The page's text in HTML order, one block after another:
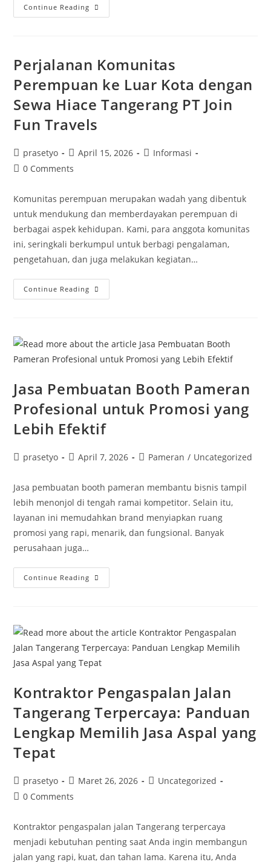
Continue Reading Mengenal
3
Yang
Inspiratif
Perjalanan Komunitas
Perempuan ke Luar Kota dengan
Sewa Hiace Tangerang PT Join
Fun Travels
Post
author:
prasetyo
Post
published:
April 15, 2026
PostInformasi
Post0 Comments
Komunitas perempuan merupakan wadah yang dibentuk
untuk mendukung dan memberdayakan perempuan di
berbagai aspek kehidupan. Kami, para anggota komunitas
ini, seringkali berkumpul untuk berbagi pengalaman,
pengetahuan, dan juga melakukan kegiatan…
Continue Reading Perjalanan
Komunitas
Dengan
Sewa
Hiace
Tangerang
Fun
Jasa Pembuatan Booth Pameran
Profesional untuk Promosi yang
Lebih Efektif
Postprasetyo
PostApril 7, 2026
PostPameran / Uncategorized
Jasa pembuatan booth pameran membantu bisnis tampil
lebih menonjol di tengah ramai kompetitor. Selain itu,
layanan ini memudahkan brand menyiapkan ruang
promosi yang rapi, menarik, dan fungsional. Banyak
perusahaan juga…
Continue Reading Jasa
Pembuatan
Promosi
Yang
Lebih
Efektif
Kontraktor Pengaspalan Jalan
Tangerang Terpercaya: Panduan
Lengkap Memilih Jasa Aspal yang
Tepat
Post
author:
prasetyo
Post
published:
Maret 26, 2026
PostUncategorized
Post0 Comments
Kontraktor pengaspalan jalan Tangerang terpercaya
menjadi kebutuhan penting saat Anda ingin membangun
jalan yang rapi, kuat, dan tahan lama. Karena itu, Anda